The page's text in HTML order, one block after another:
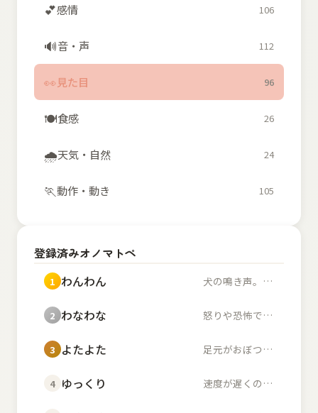
💕感情 106
🔊音・声 112
👀見た目 96
🍽️食感 26
🌧️天気・自然 24
🏃動作・動き 105
登録済みオノマトペ
1 わんわん 犬の鳴き声。また、幼...
2 わなわな 怒りや恐怖で体が小刻...
3 よたよた 足元がおぼつかず不安...
4 ゆっくり 速度が遅くのんびりし...